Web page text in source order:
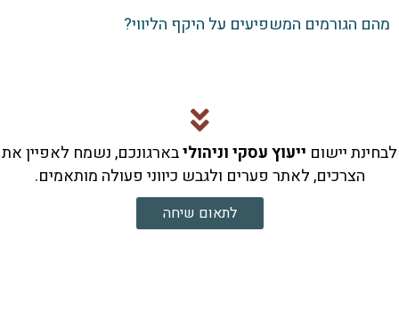
הגורמים המשפיעים על היקף הליווי?
יישוםייעוץ עסקי וניהוליבארגונכם, נשמח לאפיין את
הצרכים, לאתר פערים ולגבש כיווני פעולה מותאמים.
לתאום שיחה